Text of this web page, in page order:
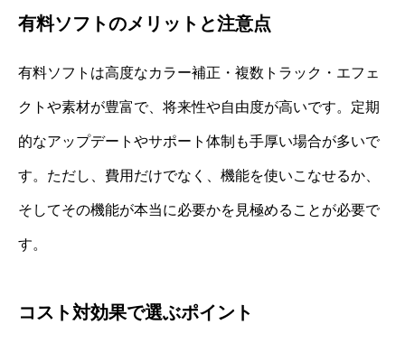
有料ソフトのメリットと注意点
有料ソフトは高度なカラー補正・複数トラック・エフェ
クトや素材が豊富で、将来性や自由度が高いです。定期
的なアップデートやサポート体制も手厚い場合が多いで
す。ただし、費用だけでなく、機能を使いこなせるか、
そしてその機能が本当に必要かを見極めることが必要で
す。
コスト対効果で選ぶポイント